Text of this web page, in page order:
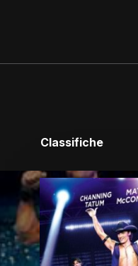
Classifiche